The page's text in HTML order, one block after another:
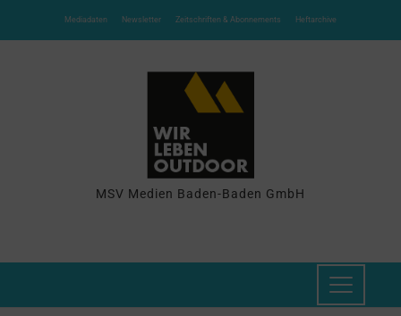
Mediadaten Newsletter Zeitschriften & Abonnements Heftarchive
MSV Medien Baden-Baden GmbH